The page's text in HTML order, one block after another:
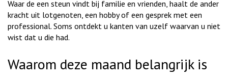
Waar de een steun vindt bij familie en vrienden, haalt de ander
kracht uit lotgenoten, een hobby of een gesprek met een
professional. Soms ontdekt u kanten van uzelf waarvan u niet
wist dat u die had.
Waarom deze maand belangrijk is